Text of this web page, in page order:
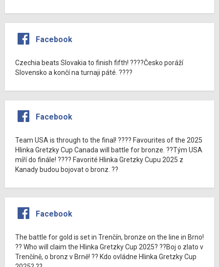
Facebook
Czechia beats Slovakia to finish fifth! ????Česko poráží
Slovensko a končí na turnaji páté. ????
Facebook
Team USA is through to the final! ???? Favourites of the 2025
Hlinka Gretzky Cup Canada will battle for bronze. ??Tým USA
míří do finále! ???? Favorité Hlinka Gretzky Cupu 2025 z
Kanady budou bojovat o bronz. ??
Facebook
The battle for gold is set in Trenčín, bronze on the line in Brno!
?? Who will claim the Hlinka Gretzky Cup 2025? ??Boj o zlato v
Trenčíně, o bronz v Brně! ?? Kdo ovládne Hlinka Gretzky Cup